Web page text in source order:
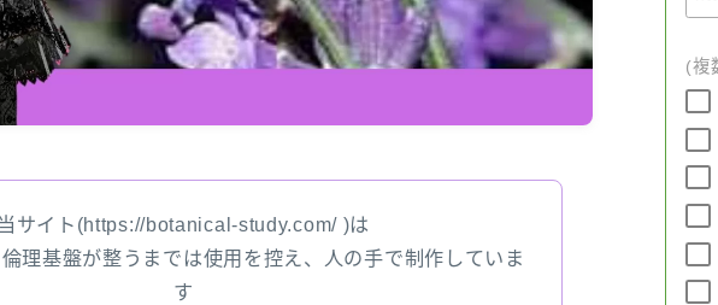
サイトマップ
当サイト(https://botanical-study.com/ )は
理基盤が整うまでは使用を控え、人の手で制作していま
す